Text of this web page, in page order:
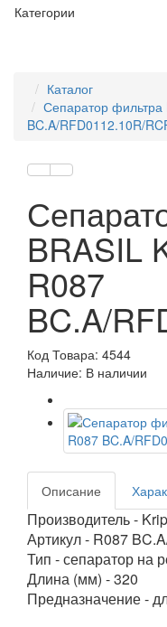
Категории
Каталог
Сепаратор
BC.A/RFD0112.10R/
BRASIL
R087
BC.A/
Код Товара: 4544
Наличие: В наличии
Описание
Производитель -
Артикул - R087
Тип - сепаратор на
Длина (мм) - 320
Предназначение -